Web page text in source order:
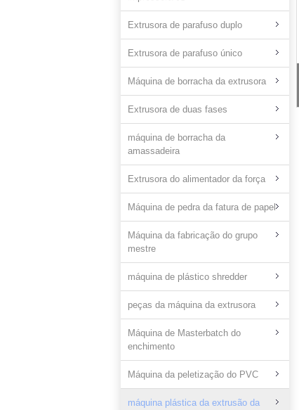
Extrusora de parafuso duplo
Extrusora de parafuso único
Máquina de borracha da extrusora
Extrusora de duas fases
máquina de borracha da
amassadeira
Extrusora do alimentador da força
Máquina de pedra da fatura de papel
Máquina da fabricação do grupo
mestre
máquina de plástico shredder
peças da máquina da extrusora
Máquina de Masterbatch do
enchimento
Máquina da peletização do PVC
máquina plástica da extrusão da